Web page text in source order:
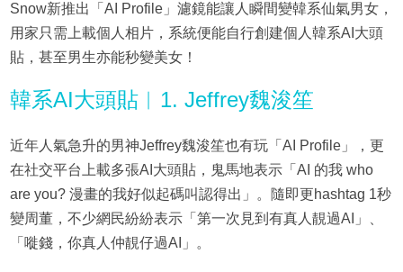
Snow新推出「AI Profile」濾鏡能讓人瞬間變韓系仙氣男女，
用家只需上載個人相片，系統便能自行創建個人韓系AI大頭
貼，甚至男生亦能秒變美女！
韓系AI大頭貼︳1. Jeffrey魏浚笙
近年人氣急升的男神Jeffrey魏浚笙也有玩「AI Profile」，更
在社交平台上載多張AI大頭貼，鬼馬地表示「AI 的我 who
are you? 漫畫的我好似起碼叫認得出」。隨即更hashtag 1秒
變周董，不少網民紛紛表示「第一次見到有真人靚過AI」、
「嘥錢，你真人仲靚仔過AI」。